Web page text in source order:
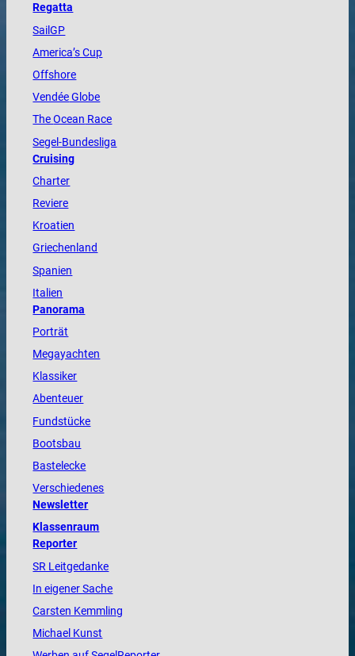
Regatta
SailGP
America’s Cup
Offshore
VendéeGlobe
TheOcean Race
Segel-Bundesliga
Cruising
Charter
Reviere
Kroatien
Griechenland
Spanien
Italien
Panorama
Porträt
Megayachten
Klassiker
Abenteuer
Fundstücke
Bootsbau
Bastelecke
Verschiedenes
Newsletter
Klassenraum
Reporter
SR Leitgedanke
In eigener Sache
Carsten Kemmling
Michael Kunst